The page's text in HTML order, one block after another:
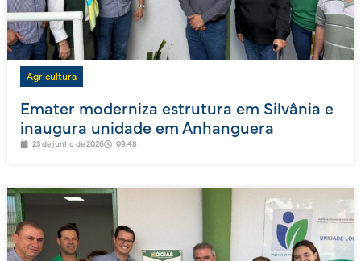
Agricultura
Emater moderniza estrutura em Silvânia e
inaugura unidade em Anhanguera
23 de junho de 2026 09:48